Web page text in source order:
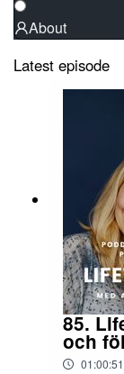
About
Latest episode
85.
och
01:00:51